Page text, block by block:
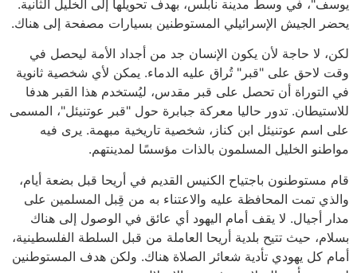
يوسف"، في وسط مدينة نابلس، بهدف تحويلها إلى الخليل الثانية.
يحضر الجيش الإسرائيلي المستوطنين بسيارات مصفحة إلى هناك.
لكن، لا حاجة لأن يكون الإنسان جد من أجداد الأمة ليحصل في
وقت لاحق على "قبر" تُراق عليه الدماء. يمكن لأي شخصية ثانوية
في التوراة أن تحصل على قبر مقدس، ليُستخدم هذا القبر هدفا
للاستيطان. تدور حاليا معركة جبابرة حول "قبر عوتنيئل"، المسمى
على اسم عوتنيئل ابن كناز، شخصية تاريخية مبهمة. يرى فيه
مواطنو الخليل المسلمون بالذات مؤسسًا لمدينتهم.
قام مستوطنون باجتياح الكنيس القديم في أريحا قبل بضعة أيام،
والذي تمت المحافظة عليه والاعتناء به من قِبل المسلمين على
مدار أجيال. لا يقف أمام اليهود أي عائق في الوصول إلى هناك
بسلام، حيث تتيح بلدية أريحا العاملة من قبل السلطة الفلسطينية،
أمام كل يهودي تأدية شعائر الصلاة هناك. ولكن هدف المستوطنين